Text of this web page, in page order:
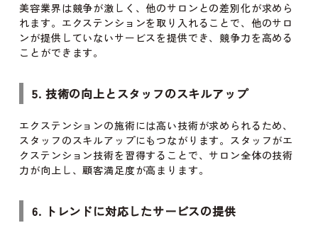
美容業界は競争が激しく、他のサロンとの差別化が求めら
れます。エクステンションを取り入れることで、他のサロ
ンが提供していないサービスを提供でき、競争力を高める
ことができます。
5. 技術の向上とスタッフのスキルアップ
エクステンションの施術には高い技術が求められるため、
スタッフのスキルアップにもつながります。スタッフがエ
クステンション技術を習得することで、サロン全体の技術
力が向上し、顧客満足度が高まります。
6. トレンドに対応したサービスの提供